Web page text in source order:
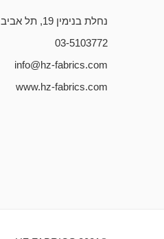
נחלת בנימין 19, תל אביב
03-5103772
info@hz-fabrics.com
www.hz-fabrics.com